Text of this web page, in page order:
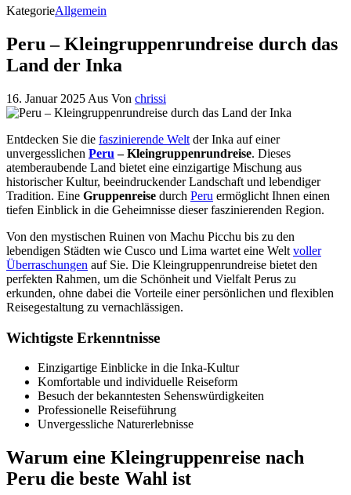
KategorieAllgemein
Peru – Kleingruppenrundreise durch das
Land der Inka
16. Januar 2025 Aus Von chrissi
Entdecken Sie die faszinierende Welt der Inka auf einer
unvergesslichen Peru – Kleingruppenrundreise. Dieses
atemberaubende Land bietet eine einzigartige Mischung aus
historischer Kultur, beeindruckender Landschaft und lebendiger
Tradition. Eine Gruppenreise durch Peru ermöglicht Ihnen einen
tiefen Einblick in die Geheimnisse dieser faszinierenden Region.
Von den mystischen Ruinen von Machu Picchu bis zu den
lebendigen Städten wie Cusco und Lima wartet eine Welt voller
Überraschungen auf Sie. Die Kleingruppenrundreise bietet den
perfekten Rahmen, um die Schönheit und Vielfalt Perus zu
erkunden, ohne dabei die Vorteile einer persönlichen und flexiblen
Reisegestaltung zu vernachlässigen.
Wichtigste Erkenntnisse
Einzigartige Einblicke in die Inka-Kultur
Komfortable und individuelle Reiseform
Besuch der bekanntesten Sehenswürdigkeiten
Professionelle Reiseführung
Unvergessliche Naturerlebnisse
Warum eine Kleingruppenreise nach
Peru die beste Wahl ist